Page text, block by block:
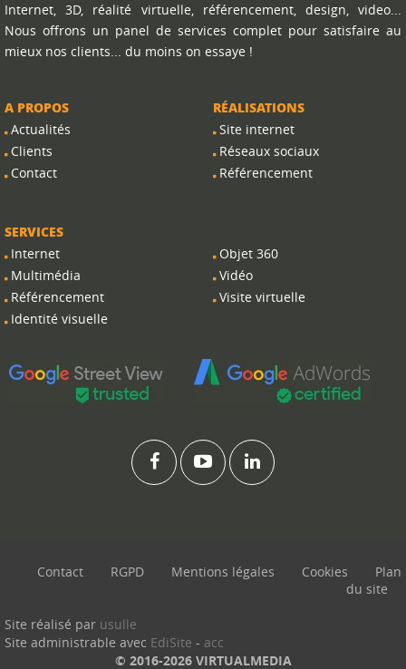
Internet, 3D, réalité virtuelle, référencement, design, video...
Nous offrons un panel de services complet pour satisfaire au
mieux nos clients... du moins on essaye !
A PROPOS
Actualités
Clients
Contact
SERVICES
Internet
Multimédia
Référencement
Identité visuelle
RÉALISATIONS
Site internet
Réseaux sociaux
Référencement
Objet 360
Vidéo
Visite virtuelle
Contact RGPD Mentions légales Cookies
Plan
du site
Site réalisé par usulle
Site administrable avec EdiSite - acc
© 2016-2026 VIRTUALMEDIA